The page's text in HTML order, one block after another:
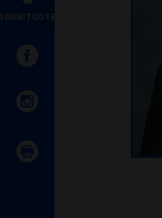
FÄNNITOOTED